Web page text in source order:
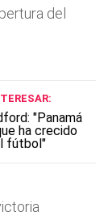
del
"Panamá
ha crecido
fútbol"